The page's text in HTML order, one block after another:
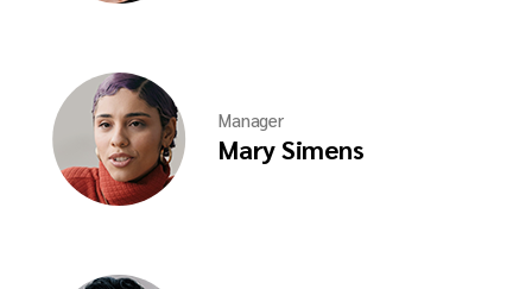
Manager
Mary Simens